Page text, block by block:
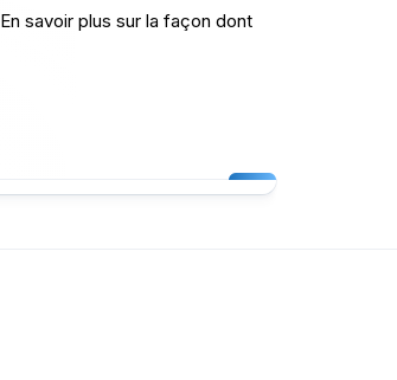
En savoir plus sur la façon dont